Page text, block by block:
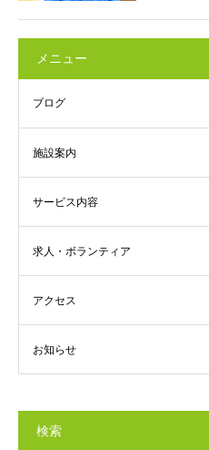
メニュー
ブログ
施設案内
サービス内容
求人・ボランティア
アクセス
お知らせ
検索